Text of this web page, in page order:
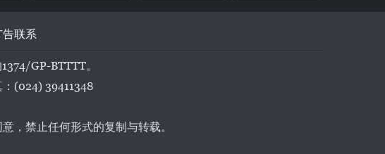
告联系
GP-BTTTT。
(024) 39411348
，禁止任何形式的复制与转载。